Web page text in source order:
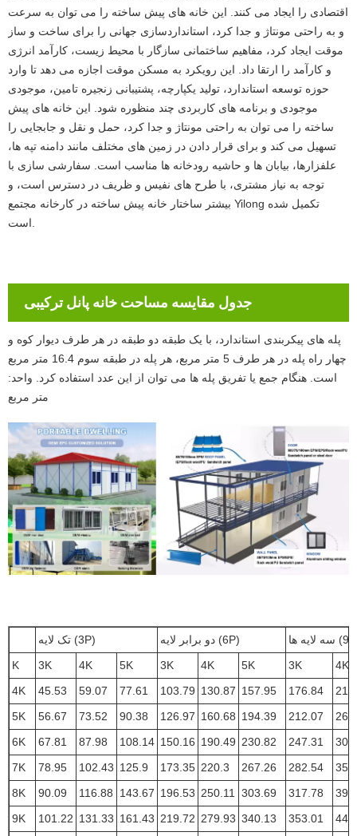
اقتصادی را ایجاد می کنند. این خانه های پیش ساخته را می توان به سرعت
و به راحتی مونتاژ و جدا کرد، استانداردسازی جهانی را برای ساخت و ساز
موقت ایجاد کرد، مفاهیم ساختمانی سازگار با محیط زیست، کارآمد انرژی
و کارآمد را ارتقا داد. این رویکرد به مسکن موقت اجازه می دهد تا وارد
حوزه توسعه استاندارد، تولید یکپارچه، پشتیبانی زنجیره تامین، موجودی
موجودی و برنامه های کاربردی چند منظوره شود. این خانه های پیش
ساخته را می توان به راحتی مونتاژ و جدا کرد، حمل و نقل و جابجایی را
تسهیل می کند و برای قرار دادن در زمین های مختلف مانند دامنه تپه ها،
علفزارها، بیابان ها و حاشیه رودخانه ها مناسب است. سفارشی سازی با
توجه به نیاز مشتری، با طرح های نفیس و ظریف در دسترس است، و
بیشتر ساختار خانه پیش ساخته در کارخانه مجتمع Yilong تکمیل شده
جدول مقایسه مساحت خانه پانل ترکیبی
پله های پیکربندی استاندارد، با یک طبقه دو طبقه در هر طرف دیوار کوه و
چهار راه پله در هر طرف 5 متر مربع، هر پله در طبقه سوم 16.4 متر مربع
است. هنگام جمع یا تفریق پله ها می توان از این عدد استفاده کرد. واحد:
متر مربع
تک لایه (3P) دو برابر لایه (6P)
K
3K 4K 5K 3K 4K 5K 3K
4K
4K
45.53 59.07 77.61 103.79 130.87 157.95 176.84
5K
56.67 73.52 90.38 126.97 160.68 194.39 212.07
6K
67.81 87.98 108.14 150.16 190.49 230.82 247.31
7K
78.95 102.43 125.9 173.35 220.3 267.26 282.54
8K
90.09 116.88 143.67 196.53 250.11 303.69 317.78
9K
101.22 131.33 161.43 219.72 279.93 340.13 353.01